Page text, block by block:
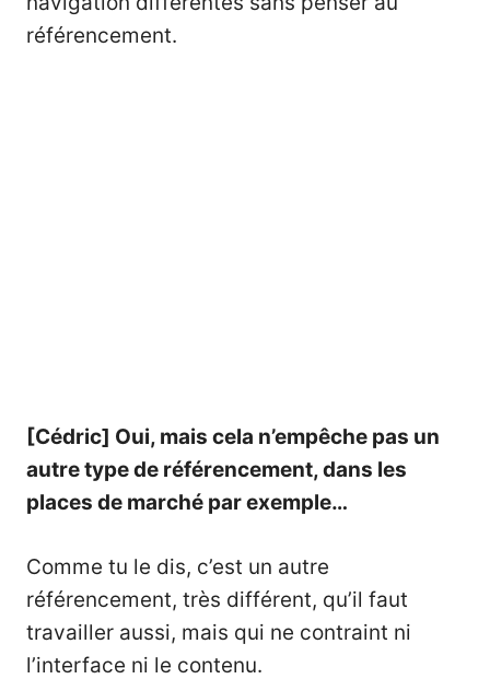
référencement.
[Cédric] Oui, mais cela n’empêche pas un
autre type de référencement, dans les
places de marché par exemple…
Comme tu le dis, c’est un autre
référencement, très différent, qu’il faut
travailler aussi, mais qui ne contraint ni
l’interface ni le contenu.